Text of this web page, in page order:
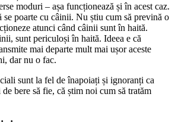
moduri – așa funcționează și în acest caz.
se poarte cu câinii. Nu știu cum să prevină o
atunci când câinii sunt în haită.
sunt periculoși în haită. Ideea e că
mai departe mult mai ușor aceste
dar nu o fac.
sunt la fel de înapoiați și ignoranți ca
bere să fie, că știm noi cum să tratăm